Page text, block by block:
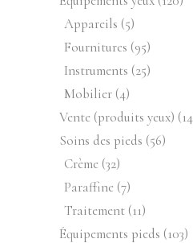
Appareils 55
produits
Fournitures 9595
produits
Instruments 2525
Mobilier 44
produits
Vente (produits yeux) 14
Soins des pieds 5656
Crème 3232
produits
Paraffine 77
produits
Traitement 1111
produits
Équipements pieds 103103